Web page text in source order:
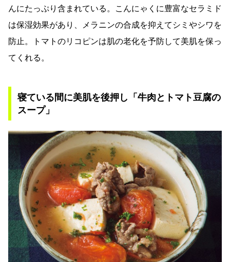
んにたっぷり含まれている。こんにゃくに豊富なセラミド
は保湿効果があり、メラニンの合成を抑えてシミやシワを
防止。トマトのリコピンは肌の老化を予防して美肌を保っ
てくれる。
寝ている間に美肌を後押し「牛肉とトマト豆腐の
スープ」